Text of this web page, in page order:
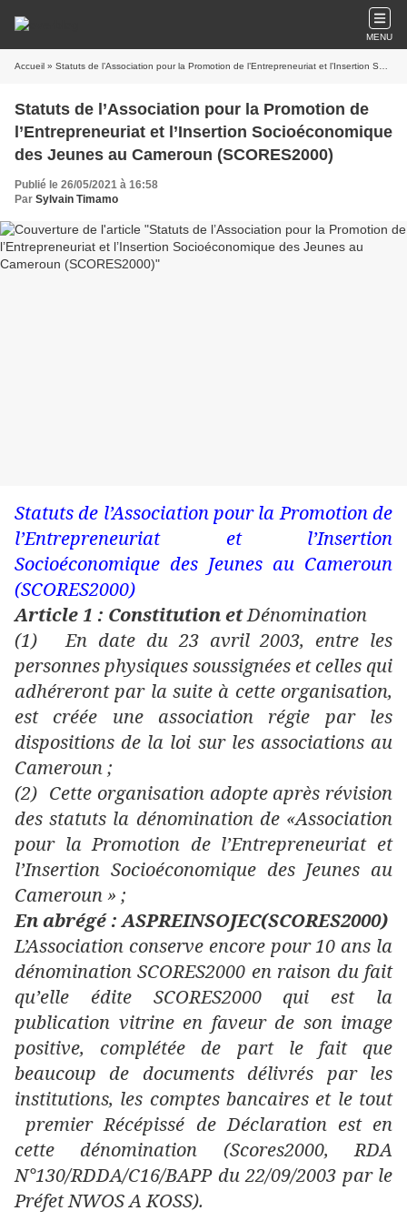
MENU
Accueil » Statuts de l’Association pour la Promotion de l’Entrepreneuriat et l’Insertion Socioéconomique des Jeunes au Cameroun (SCORES2000)
Statuts de l’Association pour la Promotion de
l’Entrepreneuriat et l’Insertion Socioéconomique
des Jeunes au Cameroun (SCORES2000)
Publié le 26/05/2021 à 16:58
Par Sylvain Timamo
Statuts de l’Association pour la Promotion de
l’Entrepreneuriat et l’Insertion
Socioéconomique des Jeunes au Cameroun
(SCORES2000)
Article 1 : Constitution etDénomination
(1)
En date du 23 avril 2003, entre les
personnes physiques soussignées et celles qui
adhéreront par la suite à cette organisation,
est créée une association régie par les
dispositions de la loi sur les associations au
Cameroun ;
(2) Cette organisation adopte après révision
des statuts la dénomination de «Association
pour la Promotion de l’Entrepreneuriat et
l’Insertion Socioéconomique des Jeunes au
Cameroun » ;
En abrégé : ASPREINSOJEC(SCORES2000)
L’Association conserve encore pour 10 ans la
dénomination SCORES2000 en raison du fait
qu’elle édite SCORES2000 qui est la
publication vitrine en faveur de son image
positive, complétée de part le fait que
beaucoup de documents délivrés par les
institutions, les comptes bancaires et le tout
premier Récépissé de Déclaration est en
cette dénomination (Scores2000, RDA
N°130/RDDA/C16/BAPP du 22/09/2003 par le
Préfet NWOS A KOSS).